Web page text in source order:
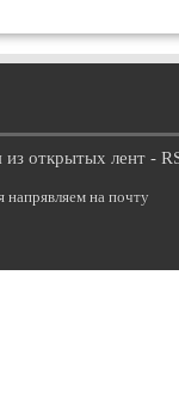
открытых лент -
на почту